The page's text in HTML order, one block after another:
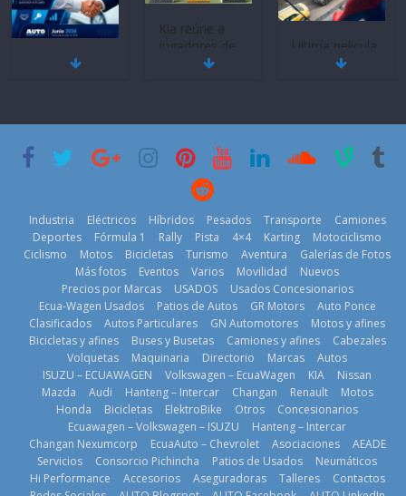
Mercado
historia
11 de julio de
BMW, Toyota,
Bosch y
prueban flota
que usa
gasolina 100%
renovable
25 de julio de
2026
Kia reúne a
jugadores de
fútbol de todo
2026
La Vuelta al
Ecuador 2026,
edición 47ª,
recorre 7
provincias en 8
días
1 de agosto de
2026
Ultima película
‘Spider‑Man:
29 de julio de
¿Qué puede
pasar con tu
vehículo si
permanece
varios días sin
usar?
3 de agosto de
2026
Industria Eléctricos Híbridos Pesados Transporte
Camiones
Deportes
Fórmula 1 Rally Pista 4×4 Karting
Motociclismo
Ciclismo
Motos Bicicletas Turismo Aventura
Galerías de Fotos
Más fotos
Eventos Varios Movilidad
Nuevos
Precios por Marcas
USADOS
Usados Concesionarios
Ecua-Wagen Usados
Patios de Autos GR Motors
Auto Ponce
Clasificados
Autos Particulares GN Automotores
Motos y afines
Bicicletas y afines
Buses y Busetas Camiones y afines
Cabezales
Volquetas
Maquinaria Directorio Marcas
Autos
ISUZU – ECUAWAGEN
Volkswagen – EcuaWagen KIA
Nissan
Mazda
Audi Hanteng – Intercar Changan Renault
Motos
Honda
Bicicletas ElektroBike Otros
Concesionarios
Ecuawagen – Volkswagen – ISUZU
Hanteng – Intercar
Changan Nexumcorp
EcuaAuto – Chevrolet Asociaciones
AEADE
Servicios
Consorcio Pichincha Patios de Usados
Neumáticos
Hi Performance
Accesorios Aseguradoras Talleres
Contactos